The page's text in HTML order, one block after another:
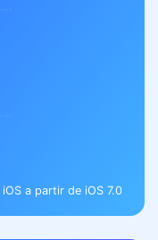
a partir de iOS 7.0